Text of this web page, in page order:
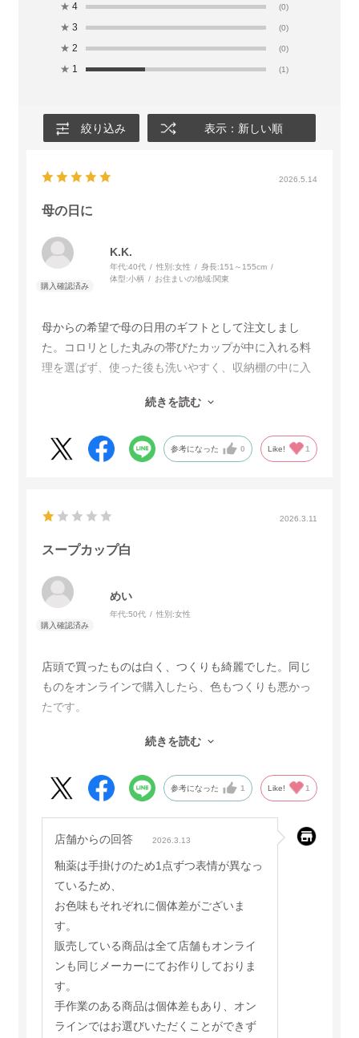
★ 4 (0)
★ 3 (0)
★ 2 (0)
★ 1 (1)
絞り込み 表示：新しい順
2026.5.14
母の日に
K.K.
年代:40代 性別:女性 身長:151～155cm
体型:小柄 お住まいの地域:関東
母からの希望で母の日用のギフトとして注文しまし
た。コロリとした丸みの帯びたカップが中に入れる料
理を選ばず、使った後も洗いやすく、収納棚の中に入
母の日に届かないかもしれないと思っておりました
した。とても母が喜んでおりました。
続きを読む
参考になった 0 Like! 1
2026.3.11
スープカップ白
めい
年代:50代 性別:女性
店頭で買ったものは白く、つくりも綺麗でした。同じ
ものをオンラインで購入したら、色もつくりも悪かっ
たです。
お店の方に聞いたら、焼き物は色が安定してないとい
の、お店で注文したものは、全部白くきれいでした。
以前オンラインで購入したグラスもつくりが悪く交換
しました。
オンラインでも店頭と同じく綺麗なものを送っていた
だきたいです、
続きを読む
参考になった 1 Like! 1
店舗からの回答 2026.3.13
釉薬は手掛けのため1点ずつ表情が異なっ
ているため、
お色味もそれぞれに個体差がございま
す。
販売している商品は全て店舗もオンライ
ンも同じメーカーにてお作りしておりま
す。
手作業のある商品は個体差もあり、オン
ラインではお選びいただくことができず